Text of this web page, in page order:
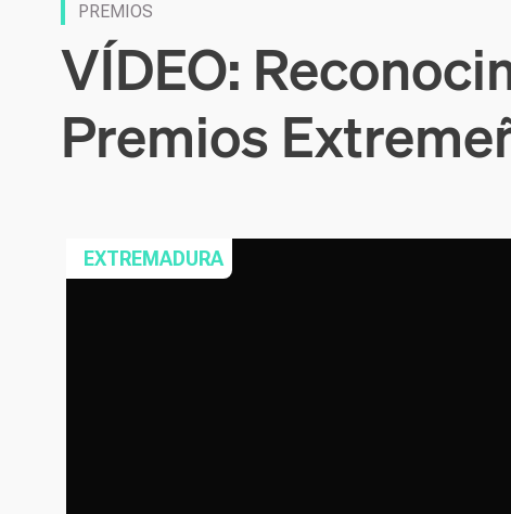
PREMIOS
VÍDEO:
Premios
EXTREMADURA